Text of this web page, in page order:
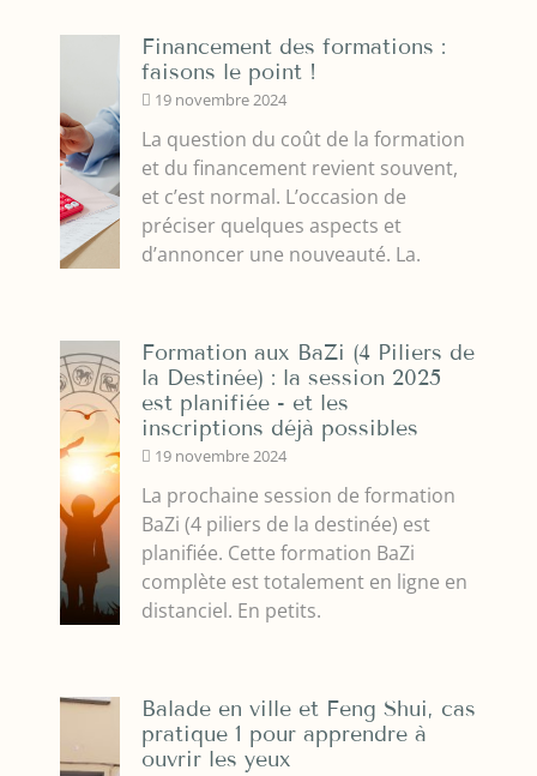
Financement des formations :
faisons le point !
19 novembre 2024
La question du coût de la formation
et du financement revient souvent,
et c’est normal. L’occasion de
préciser quelques aspects et
d’annoncer une nouveauté. La.
Formation aux BaZi (4 Piliers de
la Destinée) : la session 2025
est planifiée - et les
inscriptions déjà possibles
19 novembre 2024
La prochaine session de formation
BaZi (4 piliers de la destinée) est
planifiée. Cette formation BaZi
complète est totalement en ligne en
distanciel. En petits.
Balade en ville et Feng Shui, cas
pratique 1 pour apprendre à
ouvrir les yeux